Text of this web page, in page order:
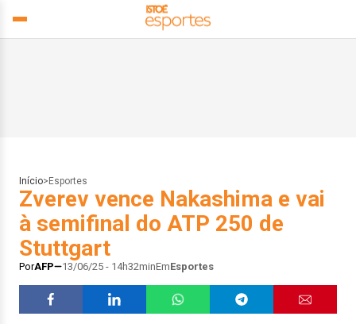
Início> Esportes
Zverev vence Nakashima e vai
à semifinal do ATP 250 de
Stuttgart
PorAFP 13/06/25 - 14h32minEmEsportes